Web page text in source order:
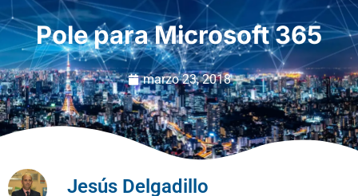
Pole para Microsoft 365
marzo 23, 2018
Jesús Delgadillo